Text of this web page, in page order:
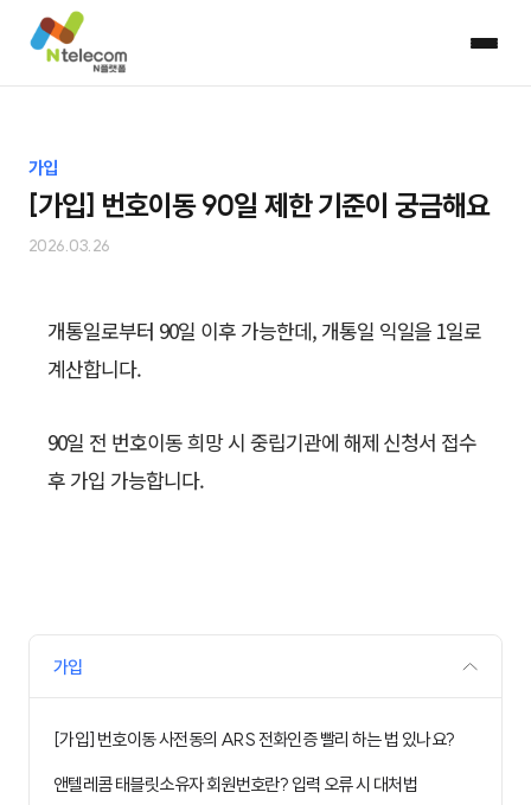
가입
[가입] 번호이동 90일 제한 기준이 궁금해요
2026.03.26
개통일로부터 90일 이후 가능한데, 개통일 익일을 1일로
계산합니다.
90일 전 번호이동 희망 시 중립기관에 해제 신청서 접수
후 가입 가능합니다.
가입
[가입] 번호이동 사전동의 ARS 전화인증 빨리 하는 법 있나요?
앤텔레콤 태블릿소유자 회원번호란? 입력 오류 시 대처법